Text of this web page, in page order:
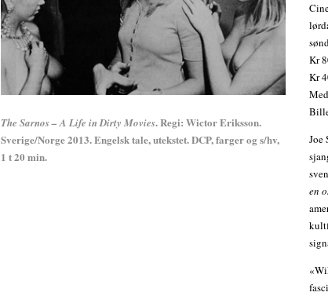
The Sarnos – A Life in Dirty Movies. Regi: Wictor Eriksson.
Sverige/Norge 2013. Engelsk tale, utekstet. DCP, farger og s/hv,
1 t 20 min.
Kr
Kr
Joe
en